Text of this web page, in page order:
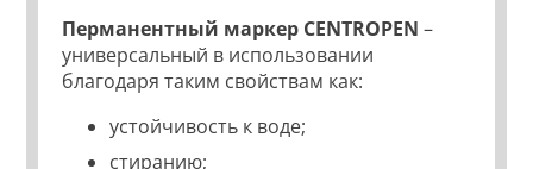
Перманентный маркер CENTROPEN –
универсальный в использовании
благодаря таким свойствам как:
устойчивость к воде;
стиранию;